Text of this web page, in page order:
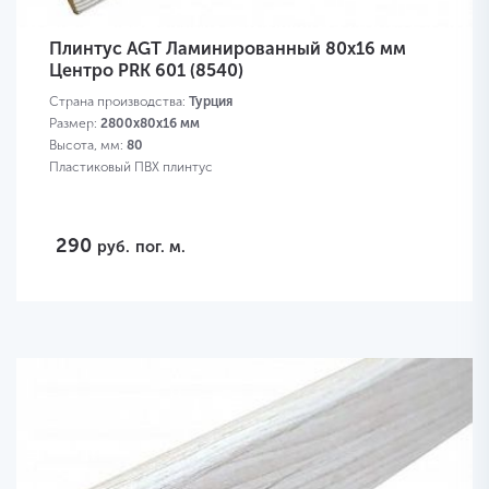
Плинтус AGT Ламинированный 80х16 мм
Центро PRK 601 (8540)
Страна производства: Турция
Размер: 2800х80х16 мм
Высота, мм: 80
Пластиковый ПВХ плинтус
290 руб. пог. м.